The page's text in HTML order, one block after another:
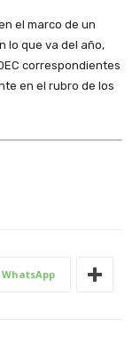
el marco de un
lo que va del año,
correspondientes
en el rubro de los
WhatsApp